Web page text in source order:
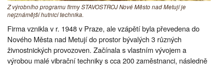
Z výrobního programu firmy STAVOSTROJ Nové Město nad Metují je
nejznámější hutnicí technika.
Firma vznikla v r. 1948 v Praze, ale vzápětí byla převedena do
Nového Města nad Metují do prostor bývalých 3 různých
živnostnických provozoven. Začínala s vlastním vývojem a
výrobou malé vibrační techniky s cca 200 zaměstnanci, následně